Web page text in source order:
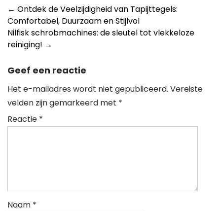
Berichtnavigatie
← Ontdek de Veelzijdigheid van Tapijttegels:
Comfortabel, Duurzaam en Stijlvol
Nilfisk schrobmachines: de sleutel tot vlekkeloze
reiniging! →
Geef een reactie
Het e-mailadres wordt niet gepubliceerd. Vereiste
velden zijn gemarkeerd met *
Reactie *
Naam *